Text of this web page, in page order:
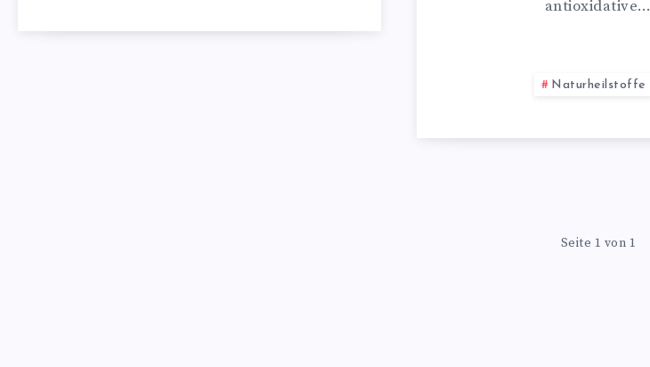
antioxidative…
Naturheilstoffe
Seite 1 von 1